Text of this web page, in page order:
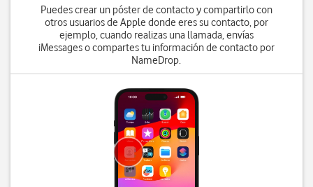
Puedes crear un póster de contacto y compartirlo con
otros usuarios de Apple donde eres su contacto, por
ejemplo, cuando realizas una llamada, envías
iMessages o compartes tu información de contacto por
NameDrop.